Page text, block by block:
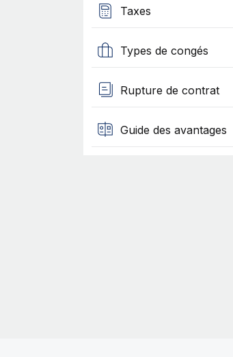
Taxes
Types de congés
Rupture de contrat
Guide des avantages